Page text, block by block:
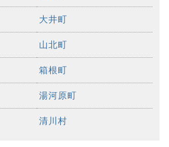
大井町
山北町
箱根町
湯河原町
清川村